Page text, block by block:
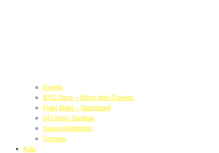
Events
BYO Days – Bring dein Eigenes
Fight Night – Nachtspiel
GO Army Spieltag
Saison-Highlights
Turniere
Kids